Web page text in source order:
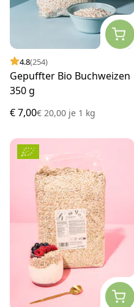
4.8(254)
Gepuffter Bio Buchweizen
350 g
€ 7,00€ 20,00 je 1 kg